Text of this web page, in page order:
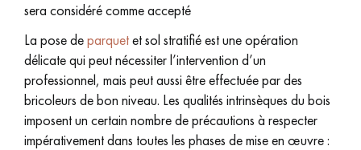
D'INTÉRIEUR
Nos conseillers sont disponibles au
09-8899140
sera considéré comme accepté
La pose deparquetet sol stratifié est une opération
délicate qui peut nécessiter l’intervention d’un
professionnel, mais peut aussi être effectuée par des
bricoleurs de bon niveau. Les qualités intrinsèques du bois
imposent un certain nombre de précautions à respecter
impérativement dans toutes les phases de mise en œuvre :